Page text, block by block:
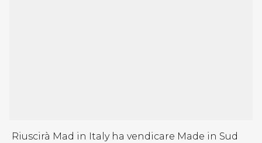
Riuscirà Mad in Italy ha vendicare Made in Sud